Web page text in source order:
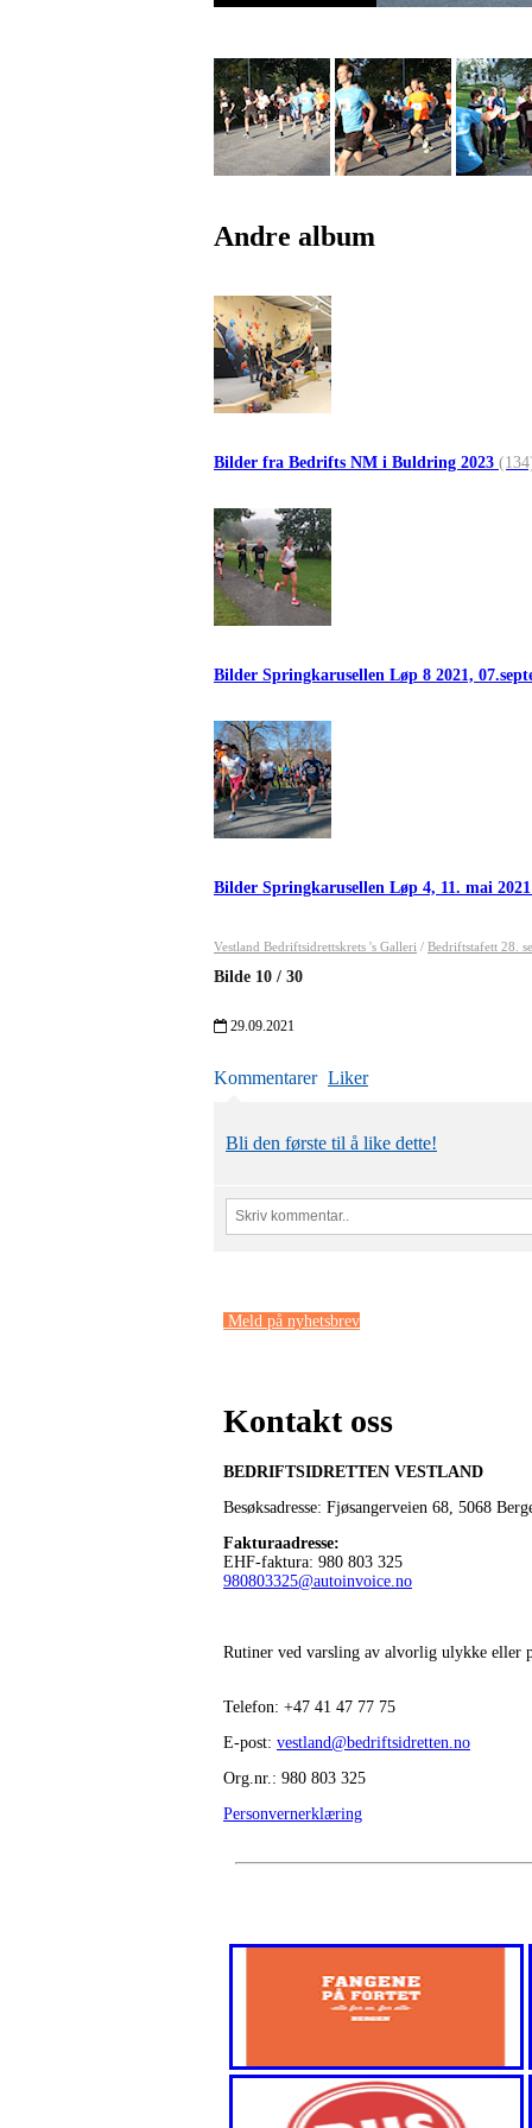
Andre album
Bilder fra Bedrifts NM i Buldring 2023
Bilder Springkarusellen Løp 8 2021,
Bilder Springkarusellen Løp 4, 11. mai
Vestland Bedriftsidrettskrets 's Galleri / Bedriftstafett 28.
Bilde 10 / 30
29.09.2021
Kommentarer Liker
Bli den første til å like dette!
Meld på nyhetsbrev
Kontakt oss
BEDRIFTSIDRETTEN VESTLAND
Besøksadresse: Fjøsangerveien 68, 5068
Fakturaadresse:
EHF-faktura: 980 803 325
980803325@autoinvoice.no
Rutiner ved varsling av alvorlig ulykke eller
Telefon: +47 41 47 77 75
E-post: vestland@bedriftsidretten.no
Org.nr.: 980 803 325
Personvernerklæring